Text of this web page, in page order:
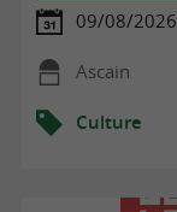
09/08/2026
Ascain
Culture